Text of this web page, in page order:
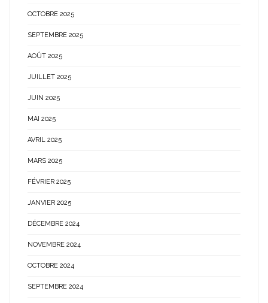
OCTOBRE 2025
SEPTEMBRE 2025
AOÛT 2025
JUILLET 2025
JUIN 2025
MAI 2025
AVRIL 2025
MARS 2025
FÉVRIER 2025
JANVIER 2025
DÉCEMBRE 2024
NOVEMBRE 2024
OCTOBRE 2024
SEPTEMBRE 2024